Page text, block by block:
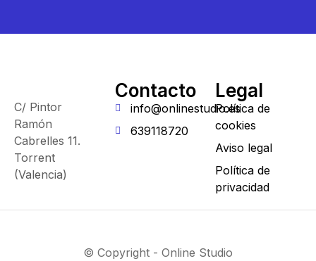
C/ Pintor
Ramón
Cabrelles 11.
Torrent
(Valencia)
Contacto
info@onlinestudio.es
639118720
Legal
Política de
cookies
Aviso legal
Política de
privacidad
© Copyright - Online Studio